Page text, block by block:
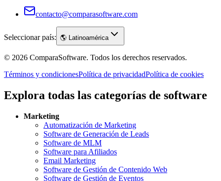
contacto@comparasoftware.com
Seleccionar país: 🌎 Latinoamérica
© 2026 ComparaSoftware. Todos los derechos reservados.
Términos y condicionesPolítica de privacidadPolítica de cookies
Explora todas las categorías de software
Marketing
Automatización de Marketing
Software de Generación de Leads
Software de MLM
Software para Afiliados
Email Marketing
Software de Gestión de Contenido Web
Software de Gestión de Eventos